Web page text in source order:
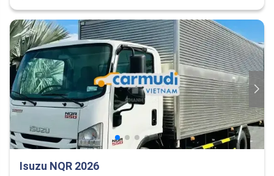
Isuzu NQR 2026